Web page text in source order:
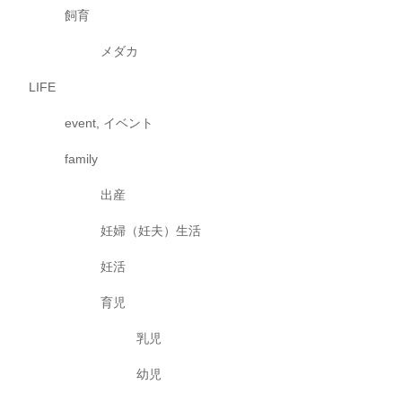
飼育
メダカ
LIFE
event, イベント
family
出産
妊婦（妊夫）生活
妊活
育児
乳児
幼児